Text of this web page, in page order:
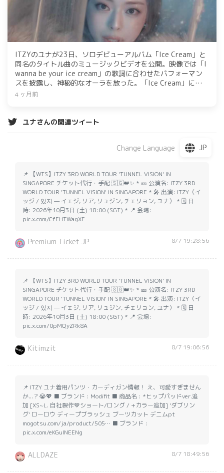
ITZYのユナが23日、ソロデビューアルバム「Ice Cream」と
同名のタイトル曲のミュージックビデオを公開。映像では「I
wanna be your ice cream」の歌詞に合わせたパフォーマン
スを披露し、神秘的なオーラを放った。「Ice Cream」には4
曲が収録されており、彼女の音楽世界への期待が高まってい
4 ヶ月前
ユナさんの関連ツイート
Change Language JP
📌 【WTS】ITZY 3RD WORLD TOUR 'TUNNEL VISION' IN
SINGAPORE チケット代行・手配 🇸🇬👑✨ * 🎫 公演名: ITZY 3RD
WORLD TOUR 'TUNNEL VISION' IN SINGAPORE * 🎤 出演: ITZY（イ
ッジ / 있지 — イェジ, リア, リュジン, チェリョン, ユナ） * 🗓️ 日
時: 2026年10月3日 (土) 18:00 (SGT) * 📍 会場:
pic.x.com/CfEHTWagXF
Premium Ticket JP 8/7 19:28:56
📌 【WTS】ITZY 3RD WORLD TOUR 'TUNNEL VISION' IN
SINGAPORE チケット代行・手配 🇸🇬👑✨ * 🎫 公演名: ITZY 3RD
WORLD TOUR 'TUNNEL VISION' IN SINGAPORE * 🎤 出演: ITZY（イ
ッジ / 있지 — イェジ, リア, リュジン, チェリョン, ユナ） * 🗓️ 日
時: 2026年10月3日 (土) 18:00 (SGT) * 📍 会場:
pic.x.com/0pMQyZRk8A
Kitimzit 8/7 19:06:56
📌 ITZY ユナ着用パンツ・カーディガン情報！ え、可愛すぎません
か...？😭💖 ■ ブランド : Modifit ■ 商品名 : *ヒップパッドver.追
加 [XS~L. 自社製作🤎ショート/ロング / +カラー追加] 'ダブリン
グ' ローロウ ディープブラッシュ ブーツカット デニムpt
mogotsu.com/ja/product/505… ■ ブランド :
pic.x.com/eKGulNEENg
ALLDAZE 8/7 18:49:56